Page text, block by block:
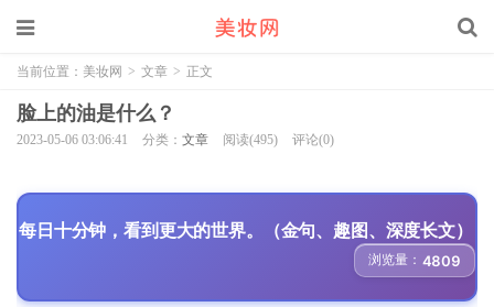
当前位置： 美妆网 > 文章 > 正文
脸上的油是什么？
2023-05-06 03:06:41 分类： 文章 阅读(495) 评论(0)
每日十分钟，看到更大的世界。（金句、趣图、深度长文）
浏览量： 4809